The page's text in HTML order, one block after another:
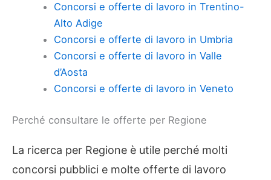
Concorsi e offerte di lavoro in Trentino-
Alto Adige
Concorsi e offerte di lavoro in Umbria
Concorsi e offerte di lavoro in Valle
d’Aosta
Concorsi e offerte di lavoro in Veneto
Perché consultare le offerte per Regione
La ricerca per Regione è utile perché molti
concorsi pubblici e molte offerte di lavoro